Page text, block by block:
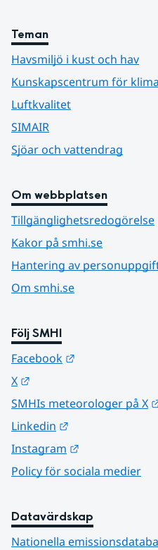
Teman
Havsmiljö i kust och hav
Kunskapscentrum för
Luftkvalitet
SIMAIR
Sjöar och vattendrag
Om webbplatsen
Tillgänglighetsredogörelse
Kakor på smhi.se
Hantering av
Om smhi.se
Följ SMHI
Facebook
X
SMHIs meteorologer på X
Linkedin
Instagram
Policy för sociala medier
Datavärdskap
Nationella